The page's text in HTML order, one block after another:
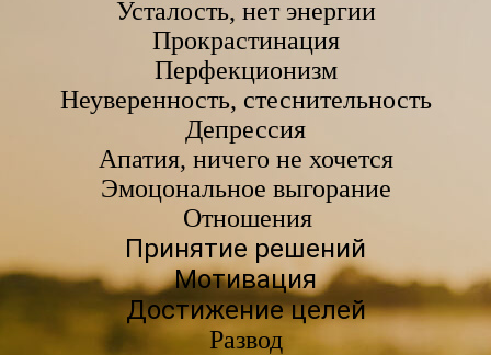
Усталость, нет энергии
Прокрастинация
Перфекционизм
Неуверенность, стеснительность
Депрессия
Апатия, ничего не хочется
Эмоцональное выгорание
Отношения
Принятие решений
Мотивация
Достижение целей
Развод